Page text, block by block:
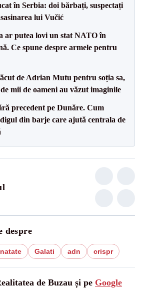
în Serbia: doi bărbați, suspectați
lui Vučić
ar putea lovi un stat NATO în
Ce spune despre armele pentru
de Adrian Mutu pentru soția sa,
mii de oameni au văzut imaginile
precedent pe Dunăre. Cum
din barje care ajută centrala de
despre
Galati adn crispr
de Buzau și pe Google